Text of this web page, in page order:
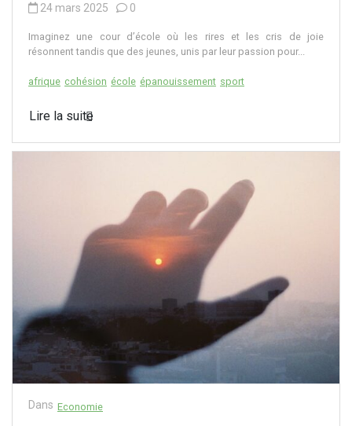
24 mars 2025 0
Imaginez une cour d’école où les rires et les cris de joie
résonnent tandis que des jeunes, unis par leur passion pour...
afrique cohésion école épanouissement sport
Lire la suite
Dans Economie